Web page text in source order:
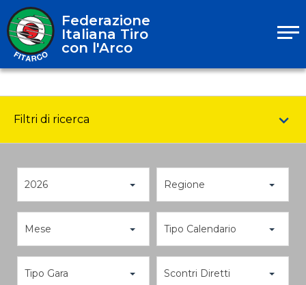
Federazione
Italiana Tiro
con l'Arco
Filtri di ricerca
2026 Regione
Mese Tipo Calendario
Tipo Gara Scontri Diretti